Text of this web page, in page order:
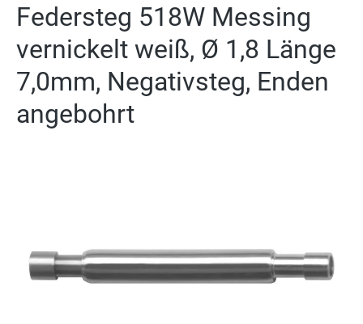
Federsteg 518W Messing
vernickelt weiß, Ø 1,8 Länge
7,0mm, Negativsteg, Enden
angebohrt